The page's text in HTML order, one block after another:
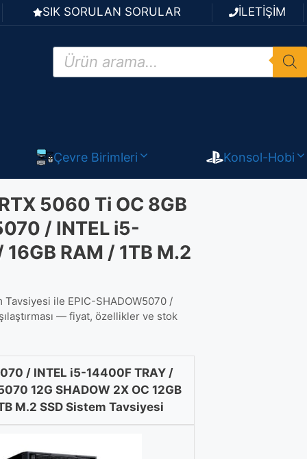
SIK SORULAN SORULAR İLETİŞİM
Products
search
Çevre Birimleri Konsol-Hobi
5060 Ti OC 8GB
/ INTEL i5-
RAM / 1TB M.2
Tavsiyesi ile EPIC-SHADOW5070 /
— fiyat, özellikler ve stok
/ INTEL i5-14400F TRAY /
12G SHADOW 2X OC 12GB
M.2 SSD Sistem Tavsiyesi